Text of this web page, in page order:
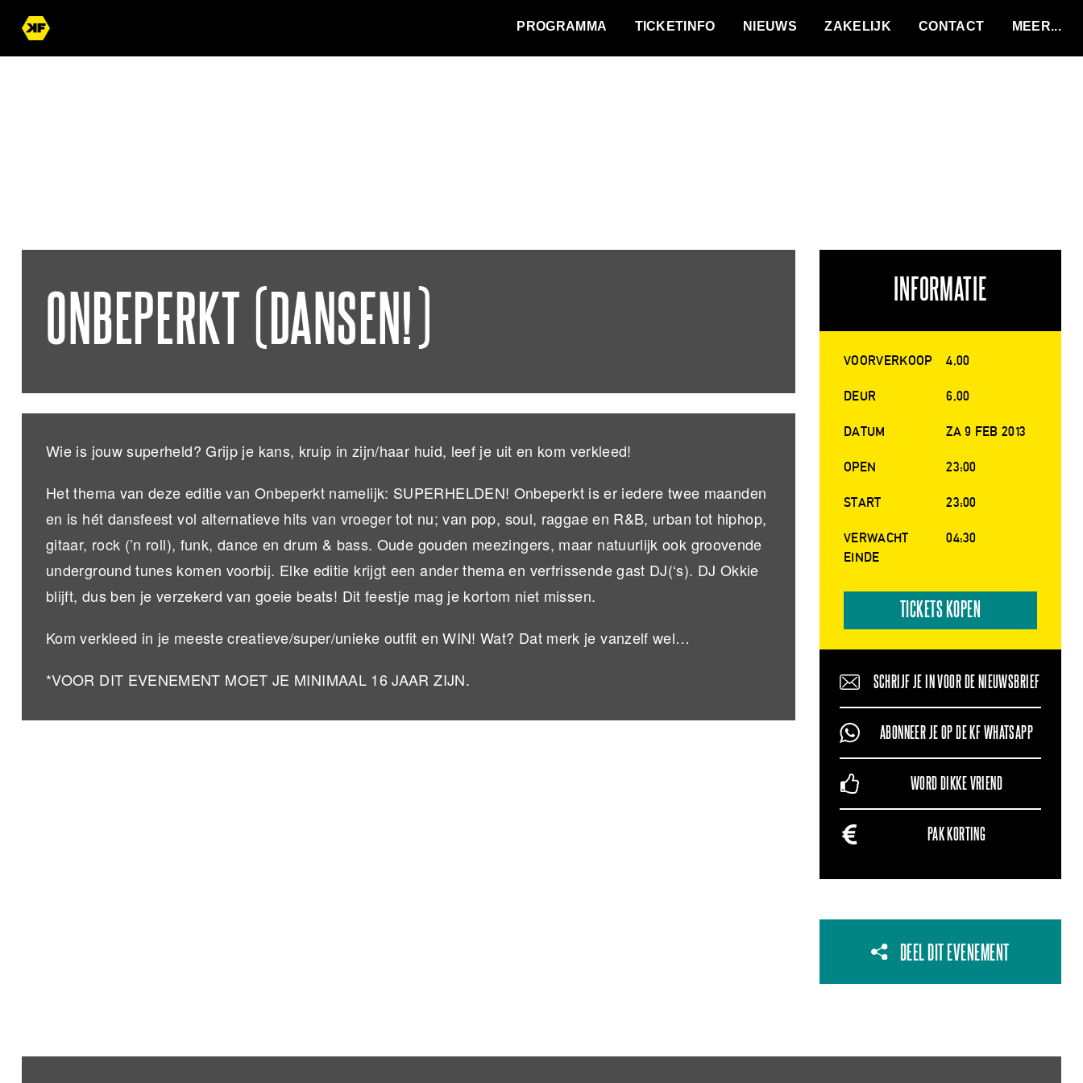
PROGRAMMA TICKETINFO NIEUWS ZAKELIJK CONTACT
ONBEPERKT (DANSEN!)
Wie is jouw superheld? Grijp je kans, kruip in zijn/haar huid, leef je uit en kom verkleed!
Het thema van deze editie van Onbeperkt namelijk: SUPERHELDEN! Onbeperkt is er iedere twee maanden
en is hét dansfeest vol alternatieve hits van vroeger tot nu; van pop, soul, raggae en R&B, urban tot hiphop,
gitaar, rock (’n roll), funk, dance en drum & bass. Oude gouden meezingers, maar natuurlijk ook groovende
underground tunes komen voorbij. Elke editie krijgt een ander thema en verfrissende gast DJ(‘s). DJ Okkie
blijft, dus ben je verzekerd van goeie beats! Dit feestje mag je kortom niet missen.
Kom verkleed in je meeste creatieve/super/unieke outfit en WIN! Wat? Dat merk je vanzelf wel…
*VOOR DIT EVENEMENT MOET JE MINIMAAL 16 JAAR ZIJN.
INFORMATIE
VOORVERKOOP 4,00
DEUR 6,00
DATUM ZA 9 FEB 2013
OPEN 23:00
START 23:00
VERWACHT
EINDE
04:30
TICKETS KOPEN
SCHRIJF JE IN VOOR DE NIEUWSBRIEF
ABONNEER JE OP DE KF WHATSAPP
WORD DIKKE VRIEND
PAK KORTING
DEEL DIT EVENEMENT